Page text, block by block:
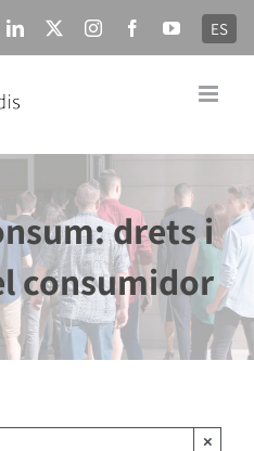
LinkedIn InstagramFacebookYouTube
ES
drets i
consumidor
×